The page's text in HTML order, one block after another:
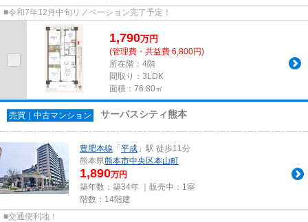
■令和7年12月中旬リノベーション完了予定！
1,790万円
(管理費・共益費 6,800円)
所在階：4階
間取り：3LDK
面積：76.80㎡
売買｜中古マンション サーパスシティ熊本
豊肥本線 「 平成 」駅 徒歩11分
熊本県熊本市中央区本山町
1,890万円
築年数：築34年 ｜販売中： 1室
階数：14階建
■交通便利地！